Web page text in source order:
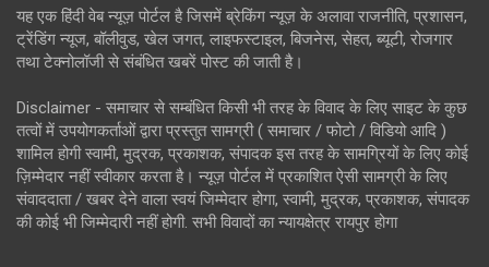
यह एक हिंदी वेब न्यूज़ पोर्टल है जिसमें ब्रेकिंग न्यूज़ के अलावा राजनीति, प्रशासन,
ट्रेंडिंग न्यूज, बॉलीवुड, खेल जगत, लाइफस्टाइल, बिजनेस, सेहत, ब्यूटी, रोजगार
तथा टेक्नोलॉजी से संबंधित खबरें पोस्ट की जाती है।
Disclaimer - समाचार से सम्बंधित किसी भी तरह के विवाद के लिए साइट के कुछ
तत्वों में उपयोगकर्ताओं द्वारा प्रस्तुत सामग्री ( समाचार / फोटो / विडियो आदि )
शामिल होगी स्वामी, मुद्रक, प्रकाशक, संपादक इस तरह के सामग्रियों के लिए कोई
ज़िम्मेदार नहीं स्वीकार करता है। न्यूज़ पोर्टल में प्रकाशित ऐसी सामग्री के लिए
संवाददाता / खबर देने वाला स्वयं जिम्मेदार होगा, स्वामी, मुद्रक, प्रकाशक, संपादक
की कोई भी जिम्मेदारी नहीं होगी. सभी विवादों का न्यायक्षेत्र रायपुर होगा